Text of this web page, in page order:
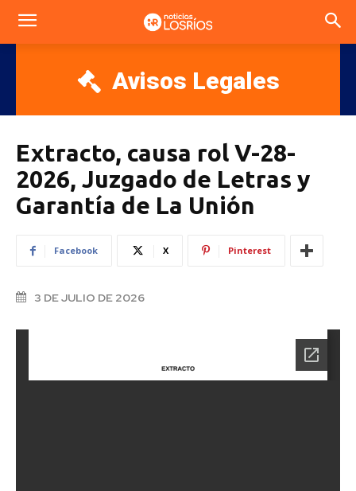
Avisos Legales
Extracto, causa rol V-28-
2026, Juzgado de Letras y
Garantía de La Unión
Facebook X Pinterest
3 DE JULIO DE 2026